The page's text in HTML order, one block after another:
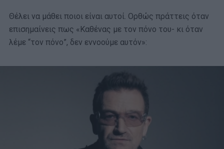
Θέλει να μάθει ποιοι είναι αυτοί. Ορθώς πράττεις όταν
επισημαίνεις πως «Καθένας με τον πόνο του- κι όταν
λέμε “τον πόνο”, δεν εννοούμε αυτόν»: